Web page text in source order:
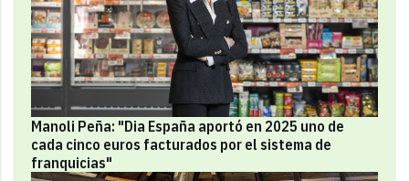
Manoli Peña: "Dia España aportó en 2025 uno de
cada cinco euros facturados por el sistema de
franquicias"